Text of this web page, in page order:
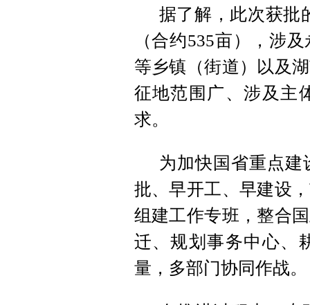
据了解，此次获批
（合约535亩），涉
等乡镇（街道）以及
征地范围广、涉及主
求。
为加快国省重点
批、早开工、早建设
组建工作专班，整合
迁、规划事务中心、
量，多部门协同作战。